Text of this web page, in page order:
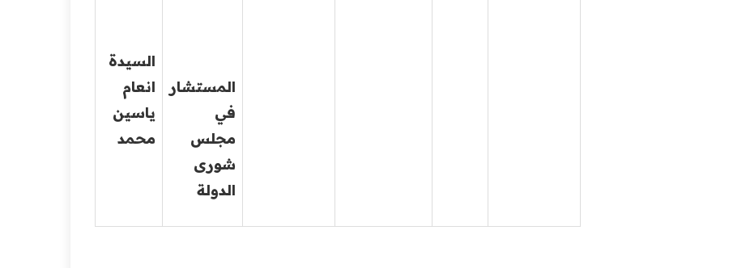
المستشار
في
مجلس
شورى
الدولة
السيدة
انعام
ياسين
محمد